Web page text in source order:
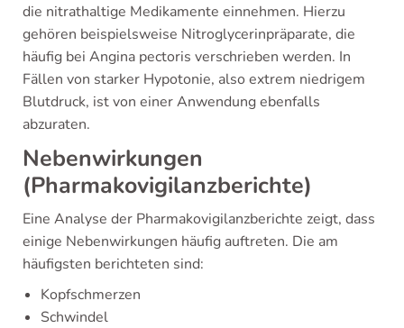
die nitrathaltige Medikamente einnehmen. Hierzu
gehören beispielsweise Nitroglycerinpräparate, die
häufig bei Angina pectoris verschrieben werden. In
Fällen von starker Hypotonie, also extrem niedrigem
Blutdruck, ist von einer Anwendung ebenfalls
abzuraten.
Nebenwirkungen
(Pharmakovigilanzberichte)
Eine Analyse der Pharmakovigilanzberichte zeigt, dass
einige Nebenwirkungen häufig auftreten. Die am
häufigsten berichteten sind:
Kopfschmerzen
Schwindel